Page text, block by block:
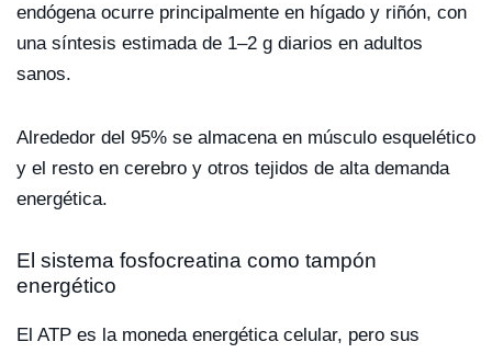
endógena ocurre principalmente en hígado y riñón, con
una síntesis estimada de 1–2 g diarios en adultos
sanos.
Alrededor del 95% se almacena en músculo esquelético
y el resto en cerebro y otros tejidos de alta demanda
energética.
El sistema fosfocreatina como tampón
energético
El ATP es la moneda energética celular, pero sus